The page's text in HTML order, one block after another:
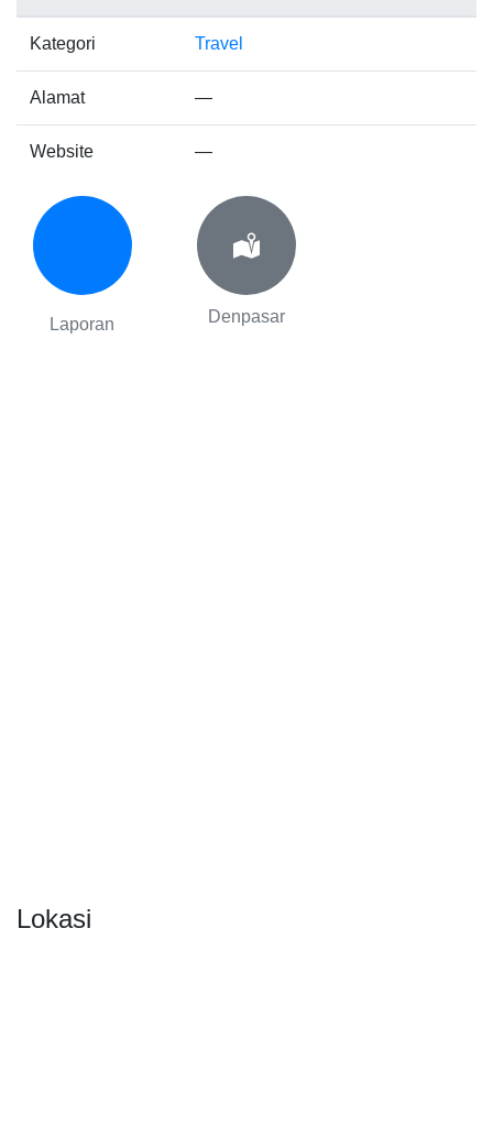
Kategori Travel
Alamat —
Website —
Laporan Denpasar
Lokasi